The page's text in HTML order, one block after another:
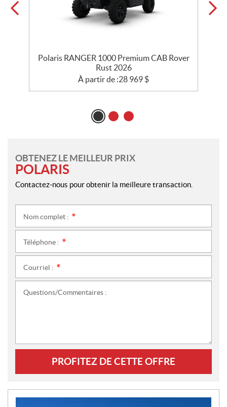
Polaris RANGER 1000 Premium CAB Rover
Rust 2026
À partir de :28 969 $
OBTENEZ LE MEILLEUR PRIX
POLARIS
Contactez-nous pour obtenir la meilleure transaction.
Nom complet :
Téléphone :
Courriel :
Questions/Commentaires :
PROFITEZ DE CETTE OFFRE